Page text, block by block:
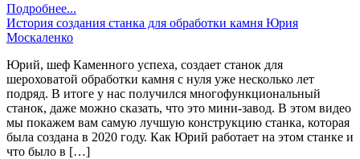
Подробнее...
История создания станка для обработки камня Юрия
Москаленко
Юрий, шеф Каменного успеха, создает станок для
шероховатой обработки камня с нуля уже несколько лет
подряд. В итоге у нас получился многофункциональный
станок, даже можно сказать, что это мини-завод. В этом видео
мы покажем вам самую лучшую конструкцию станка, которая
была создана в 2020 году. Как Юрий работает на этом станке и
что было в […]